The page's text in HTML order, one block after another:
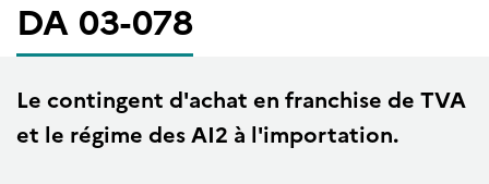
DA 03-078
Le contingent d'achat en franchise de TVA
et le régime des AI2 à l'importation.